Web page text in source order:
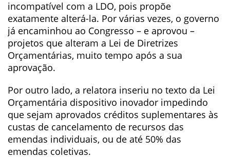
incompatível com a LDO, pois propõe
exatamente alterá-la. Por várias vezes, o governo
já encaminhou ao Congresso – e aprovou –
projetos que alteram a Lei de Diretrizes
Orçamentárias, muito tempo após a sua
aprovação.
Por outro lado, a relatora inseriu no texto da Lei
Orçamentária dispositivo inovador impedindo
que sejam aprovados créditos suplementares às
custas de cancelamento de recursos das
emendas individuais, ou de até 50% das
emendas coletivas.